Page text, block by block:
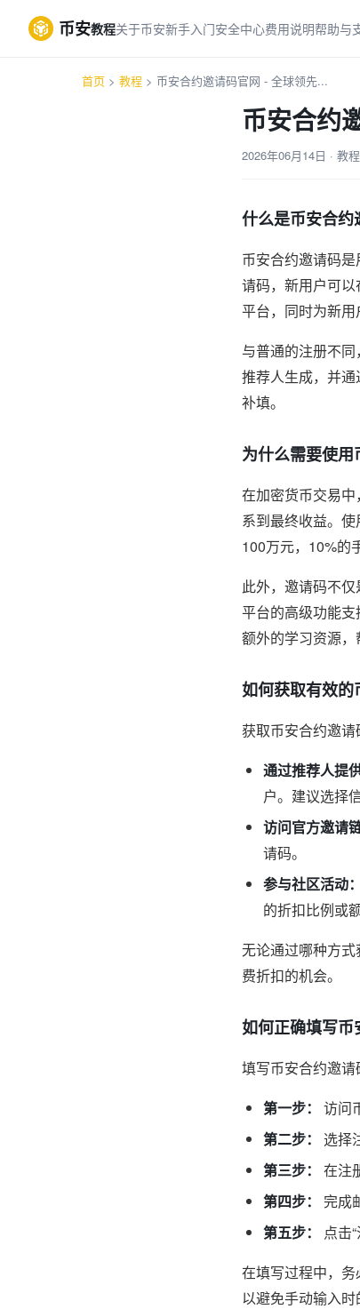
币安教程关于币安新手入门安全中心费用说明帮助与
首页 > 教程 > 币安合约邀请码官网 - 全球领先...
币安合约
2026年06月14日 · 教程
什么是币安合约
币安合约邀请码
请码，新用户可
平台，同时为新用
与普通的注册不
推荐人生成，并
补填。
为什么需要使用
在加密货币交易
系到最终收益。
100万元，10%的
此外，邀请码不
平台的高级功能
额外的学习资源，
如何获取有效的
获取币安合约邀请
通过推荐人提供
户。建议选择
访问官方邀请链
请码。
参与社区活动：
的折扣比例或
无论通过哪种方
费折扣的机会。
如何正确填写币
填写币安合约邀请
第一步：
访问
第二步：
选择
第三步：
在注
第四步：
完成
第五步：
点击
在填写过程中，
以避免手动输入时